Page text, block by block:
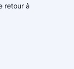
retour à